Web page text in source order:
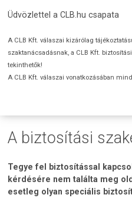
Üdvözlettel a CLB.hu csapata
A CLB Kft. válaszai kizárólag
szaktanácsadásnak, a CLB Kft.
tekinthetők!
A CLB Kft. válaszai vonatkozásában
A biztosítási
Tegye fel biztosítással
kérdésére nem találta meg
esetleg olyan speciális